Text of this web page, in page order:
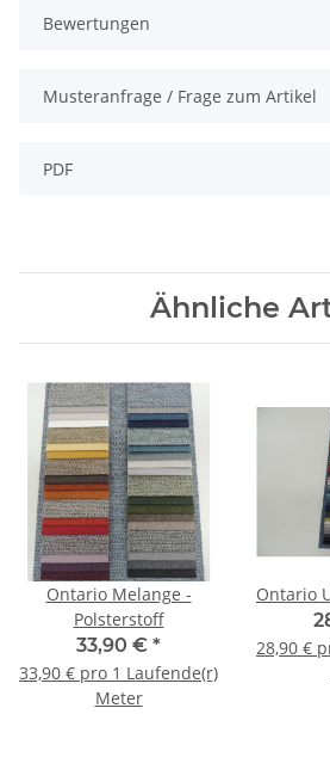
Bewertungen
Musteranfrage / Frage zum Artikel
PDF
Ähnliche
Ontario Melange -
Polsterstoff
33,90 € *
33,90 € pro 1 Laufende(r)
Meter
Ontario
28,90 €